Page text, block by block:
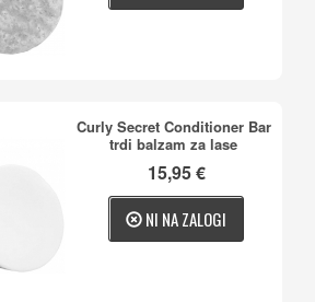
Curly Secret Conditioner Bar
trdi balzam za lase
15,95 €
NI NA ZALOGI